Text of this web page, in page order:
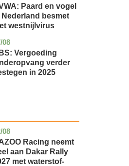
Paard en vogel
Nederland besmet
westnijlvirus
08
Vergoeding
verder
in 2025
08
Racing neemt
aan Dakar Rally
met waterstof-